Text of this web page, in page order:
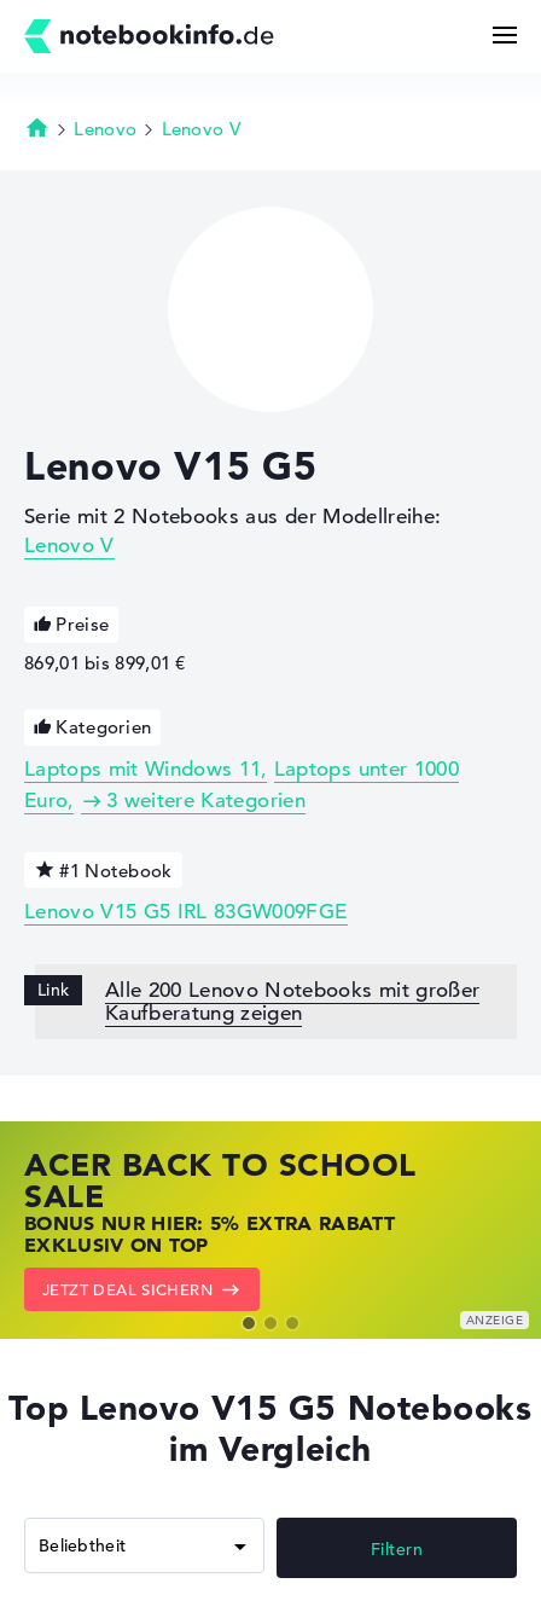
Deals
Merkzettel
Startseite
Lenovo Lenovo V
Lenovo V15 G5
Serie mit 2 Notebooks aus der Modellreihe:
Lenovo V
Preise
869,01 bis 899,01 €
Kategorien
Laptops mit Windows 11
Laptops unter 1000
Euro
3 weitere Kategorien
#1 Notebook
Lenovo V15 G5 IRL 83GW009FGE
Alle 200 Lenovo Notebooks mit großer
Kaufberatung zeigen
ACER BACK TO SCHOOL
SALE
BONUS NUR HIER: 5% EXTRA RABATT
EXKLUSIV ON TOP
JETZT DEAL SICHERN
HP STORE SSV DEALS
JETZT ZUGREIFEN: NOTEBOOKS BEI HP
KRÄFTIG REDUZIERT
ZU DEN HP ANGEBOTEN
LENOVO LAPTOP DEALS
NOTEBOOKS BEI LENOVO JETZT
KRÄFTIG REDUZIERT
LENOVO DEALS ZEIGEN
Top Lenovo V15 G5 Notebooks
im Vergleich
Filtern